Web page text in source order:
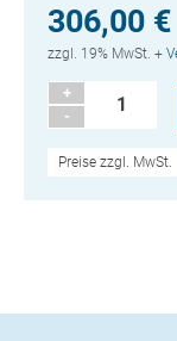
306,00 €
zzgl. 19% MwSt. +
+
-
Preise zzgl. MwSt.